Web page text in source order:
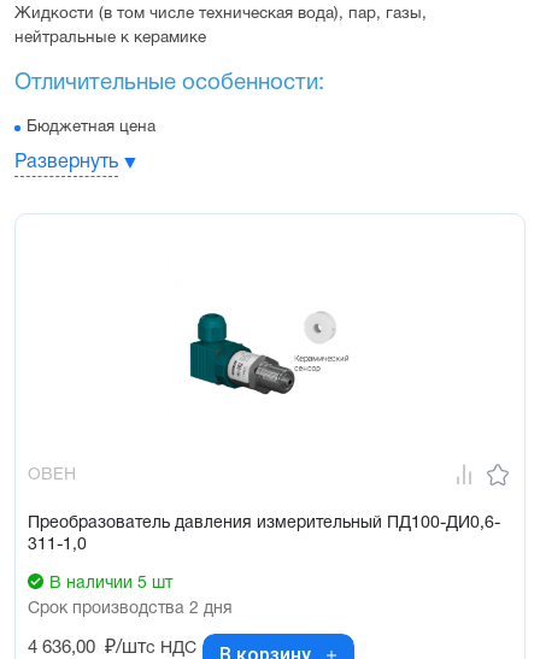
Жидкости (в том числе техническая вода), пар, газы,
нейтральные к керамике
Отличительные особенности:
Бюджетная цена
Высокая химическая и коррозионная стойкость
Малая дополнительная температурная погрешность
Основные характеристики:
Верхний предел измерений – от 0,1 до 10,0 МПа
Тип измеряемого давления – избыточное (ДИ)
Межповерочный интервал – 2 года
Развернуть
ОВЕН
Преобразователь давления измерительный ПД100-ДИ0,6-
311-1,0
В наличии 5 шт
Срок производства 2 дня
4 636,00 ₽/штс НДС